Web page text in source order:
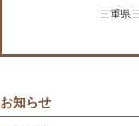
三重県
お知らせ